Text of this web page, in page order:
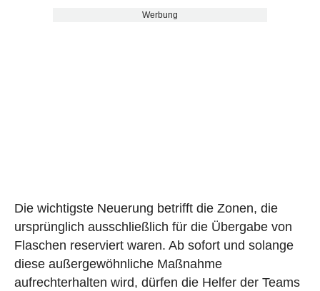
Werbung
Die wichtigste Neuerung betrifft die Zonen, die
ursprünglich ausschließlich für die Übergabe von
Flaschen reserviert waren. Ab sofort und solange
diese außergewöhnliche Maßnahme
aufrechterhalten wird, dürfen die Helfer der Teams